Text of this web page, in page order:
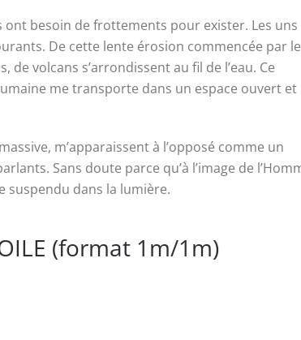
ont besoin de frottements pour exister. Les uns
De cette lente érosion commencée par
de volcans s’arrondissent au fil de l’eau. Ce
me transporte dans un espace ouvert et
m’apparaissent à l’opposé comme un
Sans doute parce qu’à l’image de
suspendu dans la lumière.
(format 1m/1m)